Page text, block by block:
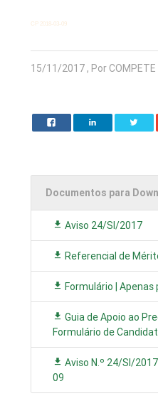
CP 2018-03-09
15/11/2017 , Por COMPETE
Documentos para
Aviso 24/SI/2017
Referencial de
Formulário | Apenas
Guia de Apoio ao
Formulário de
Aviso N.º 24/SI/
09